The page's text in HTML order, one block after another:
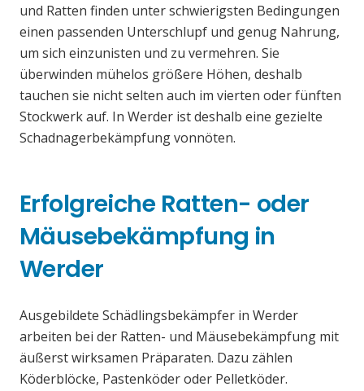
und Ratten finden unter schwierigsten Bedingungen
einen passenden Unterschlupf und genug Nahrung,
um sich einzunisten und zu vermehren. Sie
überwinden mühelos größere Höhen, deshalb
tauchen sie nicht selten auch im vierten oder fünften
Stockwerk auf. In Werder ist deshalb eine gezielte
Schadnagerbekämpfung vonnöten.
Erfolgreiche Ratten- oder
Mäusebekämpfung in
Werder
Ausgebildete Schädlingsbekämpfer in Werder
arbeiten bei der Ratten- und Mäusebekämpfung mit
äußerst wirksamen Präparaten. Dazu zählen
Köderblöcke, Pastenköder oder Pelletköder.